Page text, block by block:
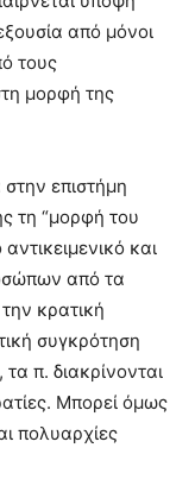
από μόνοι
τους
μορφή της
επιστήμη
τη “μορφή του
και
από τα
κρατική
συγκρότηση
π. διακρίνονται
Μπορεί όμως
πολυαρχίες